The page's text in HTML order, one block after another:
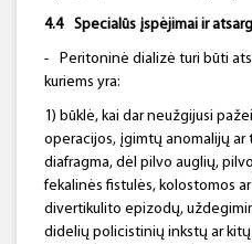
4.4 Specialūs įspėjimai ir
-
Peritoninė dializė turi būti
kuriems yra:
1) būklė, kai dar neužgijusi
operacijos, įgimtų anomalijų ar
diafragma, dėl pilvo auglių,
fekalinės fistulės, kolostomos
divertikulito epizodų,
didelių policistinių inkstų ar